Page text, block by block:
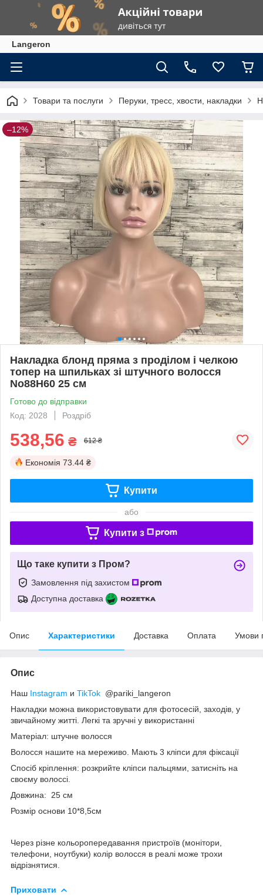
Langeron
Товари та послуги Перуки, тресс, хвости, накладки
–12%
Накладка блонд пряма з проділом і челкою
топер на шпильках зі штучного волосся
No88H60 25 см
Готово до відправки
Код: 2028
Роздріб
538,56 ₴ 612 ₴
Економія 73.44 ₴
Купити
або
Купити з
Що таке купити з Пром?
Замовлення під захистом
Доступна доставка
Опис Характеристики Доставка Оплата Умови
Опис
Наш Instagram и TikTok @pariki_langeron
Накладки можна використовувати для фотосесій, заходів, у
звичайному житті. Легкі та зручні у використанні
Матеріал: штучне волосся
Волосся нашите на мереживо. Мають 3 кліпси для фіксації
Спосіб кріплення: розкрийте кліпси пальцями, затисніть на
своєму волоссі.
Довжина: 25 см
Розмір основи 10*8,5см
Через різне кольоропередавання пристроїв (монітори,
телефони, ноутбуки) колір волосся в реалі може трохи
відрізнятися.
Приховати